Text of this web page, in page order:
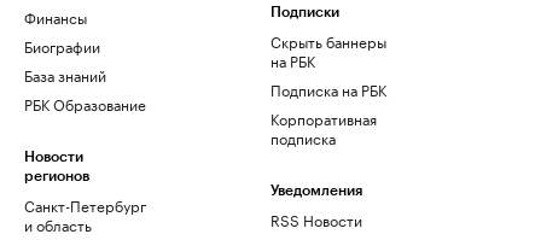
Финансы
Биографии
База знаний
РБК Образование
Новости
регионов
Санкт-Петербург
и область
Подписки
Скрыть баннеры
на РБК
Подписка на РБК
Корпоративная
подписка
Уведомления
RSS Новости